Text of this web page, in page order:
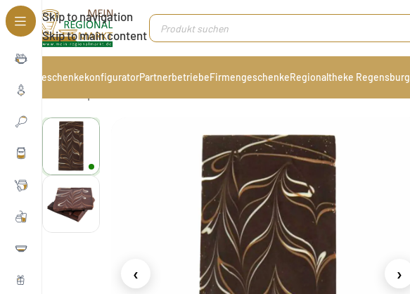
Skip to navigation
Skip to main content
GeschenkekonfiguratorPartnerbetriebeFirmengeschenkeRegionaltheke Regensburg
‹ ›